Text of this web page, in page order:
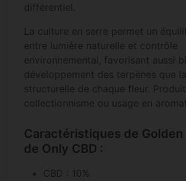
différentiel.
La culture en serre permet un
entre lumière naturelle et contrôle
environnemental, favorisant aussi
développement des terpènes que
structurelle de chaque fleur. Produit
collectionnisme ou usage en
Caractéristiques de
de Only CBD :
CBD : 10%